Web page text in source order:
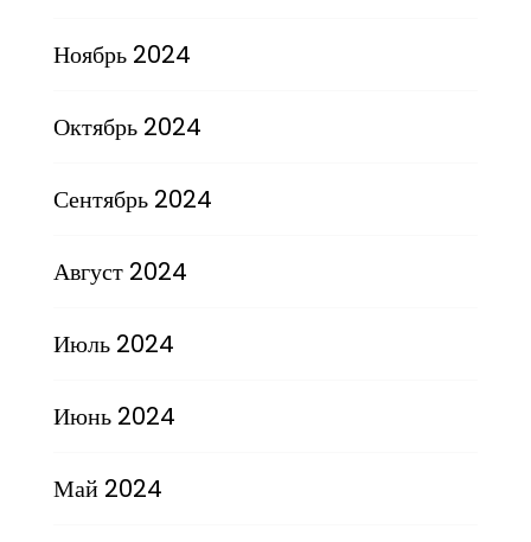
Ноябрь 2024
Октябрь 2024
Сентябрь 2024
Август 2024
Июль 2024
Июнь 2024
Май 2024